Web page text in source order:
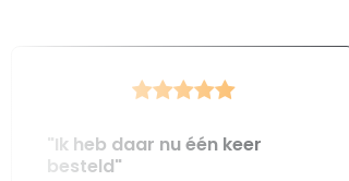
"Ik heb daar nu één keer
besteld"